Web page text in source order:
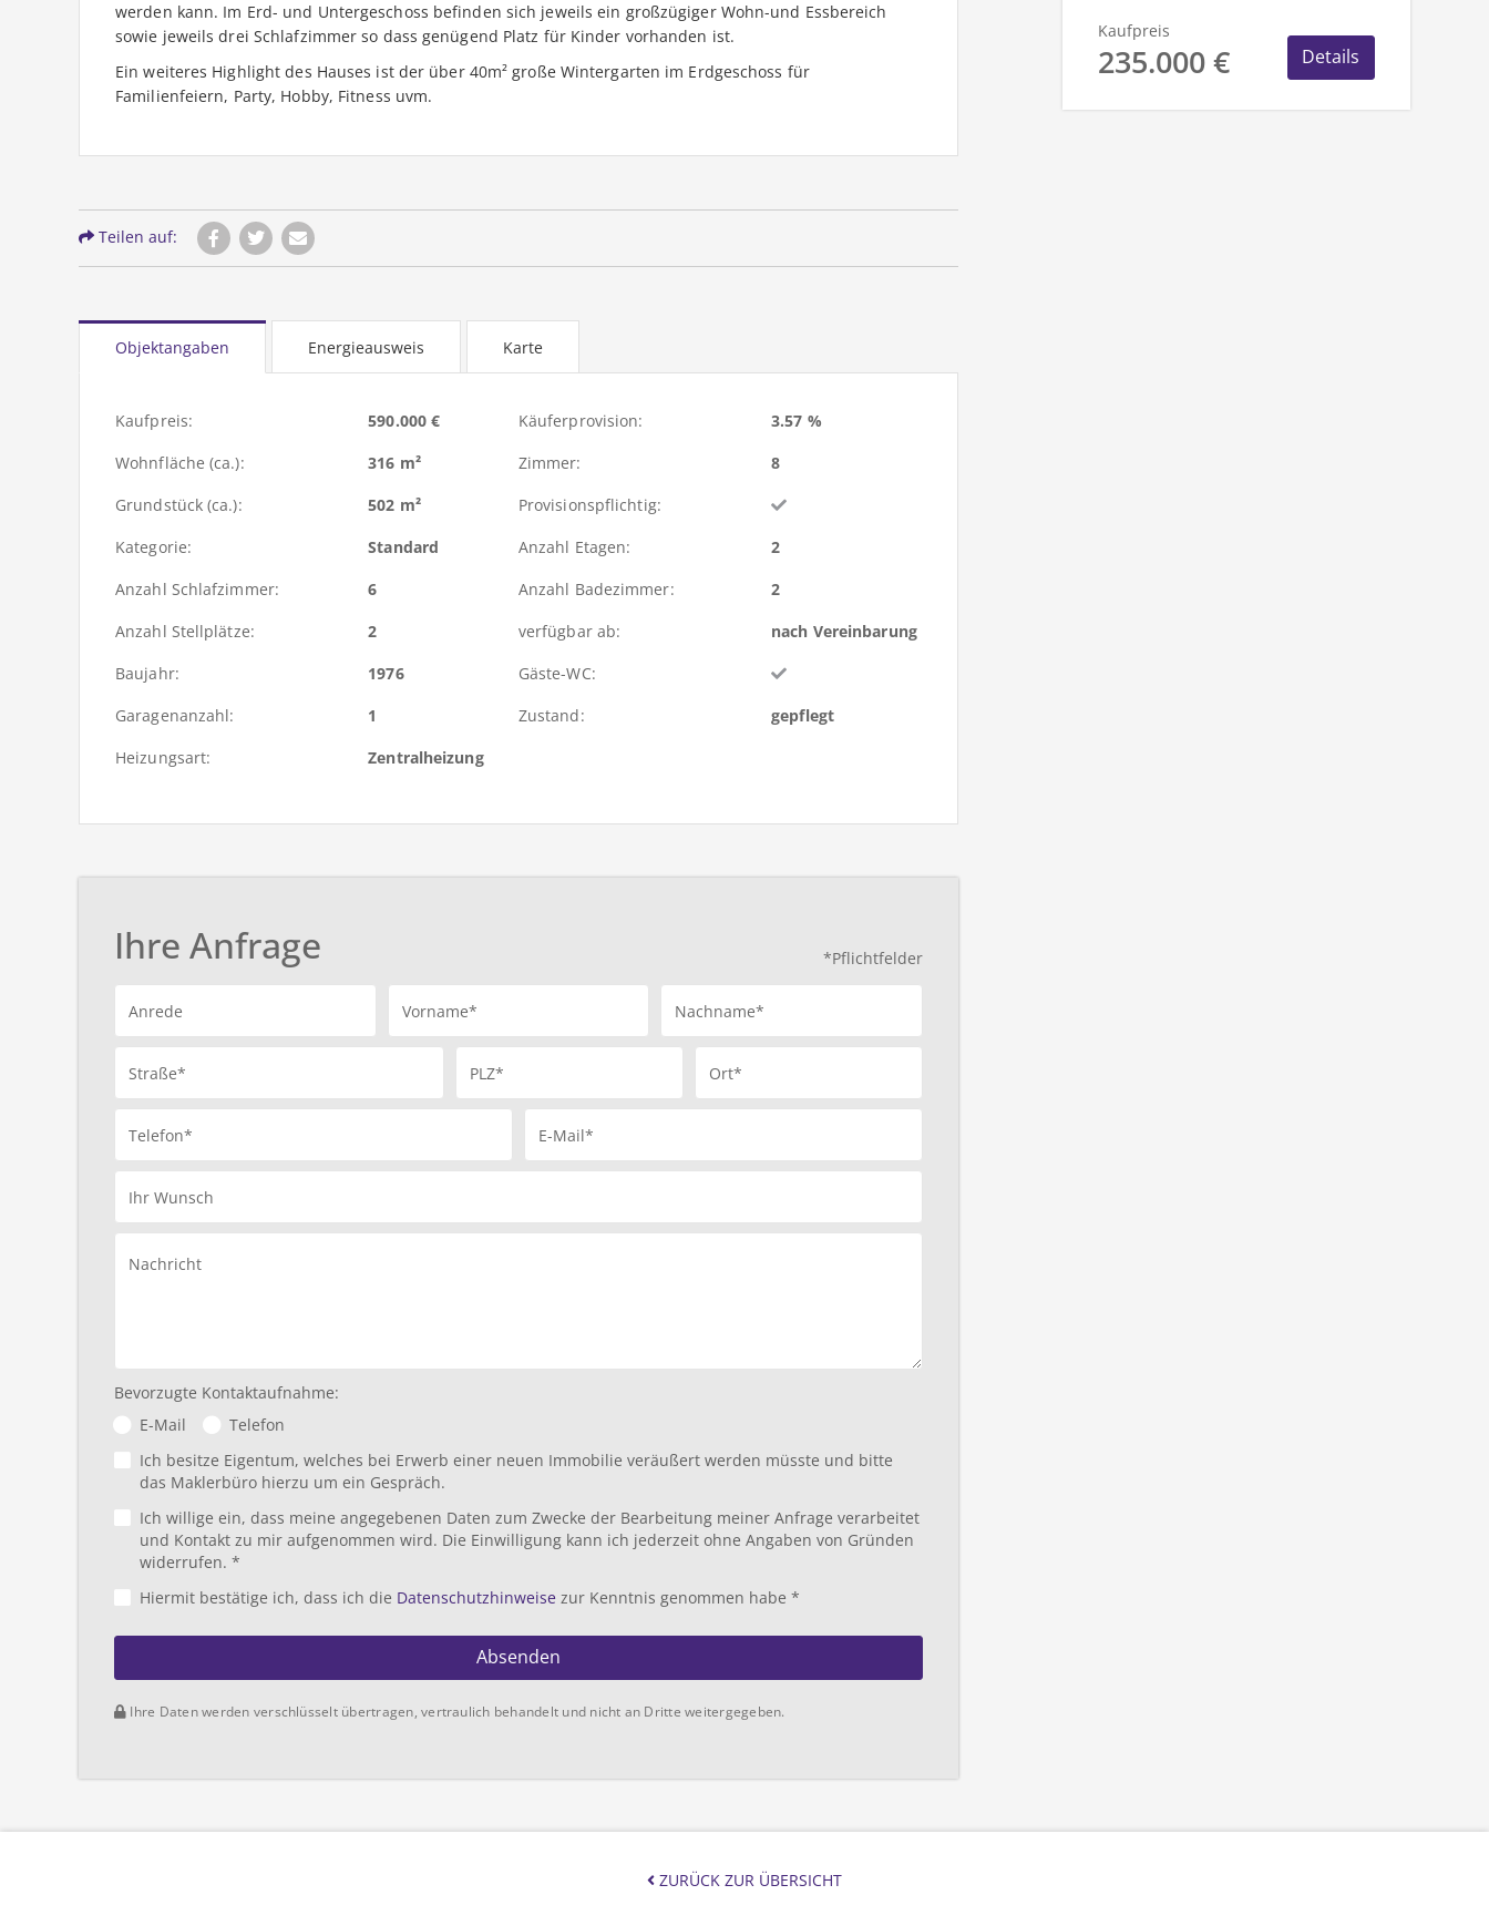
werden kann. Im Erd- und Untergeschoss befinden sich jeweils ein großzügiger Wohn-und Essbereich
sowie jeweils drei Schlafzimmer so dass genügend Platz für Kinder vorhanden ist.
Ein weiteres Highlight des Hauses ist der über 40m² große Wintergarten im Erdgeschoss für
Familienfeiern, Party, Hobby, Fitness uvm.
Teilen auf:
Objektangaben Energieausweis Karte
Kaufpreis: 590.000 € Käuferprovision:
3.57 %
Wohnfläche (ca.):
316 m² Zimmer:
8
Grundstück (ca.):
502 m²
Provisionspflichtig:
Kategorie:
Standard Anzahl Etagen:
2
Anzahl Schlafzimmer:
6 Anzahl Badezimmer:
2
Anzahl Stellplätze:
2 verfügbar ab:
nach Vereinbarung
Baujahr:
1976
Gäste-WC:
Garagenanzahl:
1 Zustand:
gepflegt
Heizungsart:
Zentralheizung
*Pflichtfelder
Ihre Anfrage
Anrede Vorname* Nachname*
Straße* PLZ* Ort*
Telefon* E-Mail*
Ihr Wunsch
Nachricht
Bevorzugte Kontaktaufnahme:
E-Mail
Telefon
Ich besitze Eigentum, welches bei Erwerb einer neuen Immobilie veräußert werden müsste und bitte
das Maklerbüro hierzu um ein Gespräch.
Ich willige ein, dass meine angegebenen Daten zum Zwecke der Bearbeitung meiner Anfrage verarbeitet
und Kontakt zu mir aufgenommen wird. Die Einwilligung kann ich jederzeit ohne Angaben von Gründen
widerrufen. *
Hiermit bestätige ich, dass ich die Datenschutzhinweise zur Kenntnis genommen habe *
Absenden
Ihre Daten werden verschlüsselt übertragen, vertraulich behandelt und nicht an Dritte weitergegeben.
Kaufpreis
235.000 € Details
ZURÜCK ZUR ÜBERSICHT